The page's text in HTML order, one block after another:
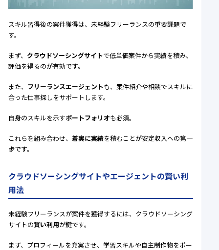
スキル習得後の案件獲得は、未経験フリーランスの重要課題で
す。
まず、 クラウドソーシングサイトで低単価案件から実績を積み、
評価を得るのが有効です。
また、 フリーランスエージェントも、案件紹介や相談でスキルに
合った仕事探しをサポートします。
自身のスキルを示すポートフォリオも必須。
これらを組み合わせ、着実に実績を積むことが安定収入への第一
歩です。
クラウドソーシングサイトやエージェントの賢い利
用法
未経験フリーランスが案件を獲得するには、クラウドソーシング
サイトの賢い利用が鍵です。
まず、プロフィールを充実させ、学習スキルや自主制作物をポー